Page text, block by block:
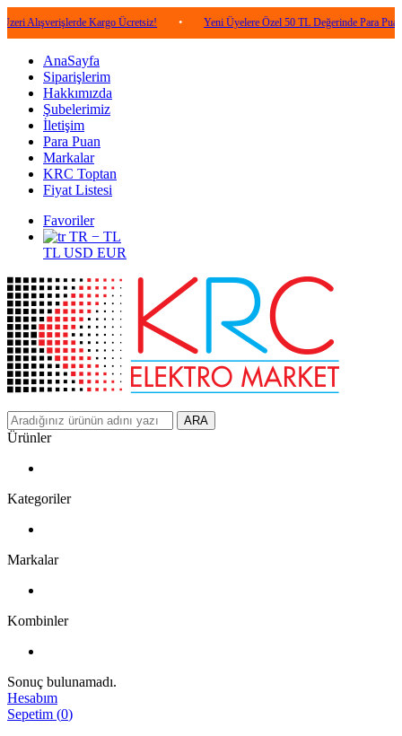
Kargo Ücretsiz! • Yeni Üyelere Özel 50 TL Değerinde Para Puan! •
AnaSayfa
Siparişlerim
Hakkımızda
Şubelerimiz
İletişim
Para Puan
Markalar
KRC Toptan
Fiyat Listesi
Favoriler
TR − TL
TL USD EUR
ARA
Ürünler
Kategoriler
Markalar
Kombinler
Sonuç bulunamadı.
Hesabım
Sepetim (0)